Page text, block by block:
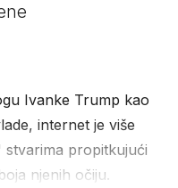
Ivanke Trump kao
internet je više
propitkujući
njenih očiju.